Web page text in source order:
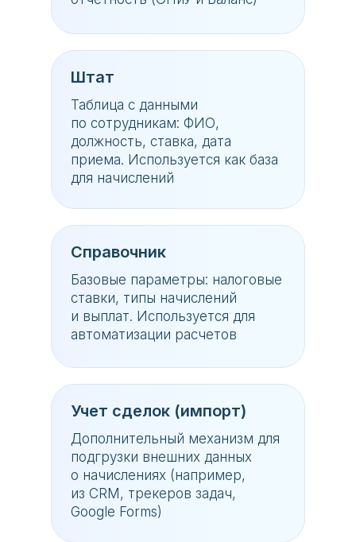
Таблица с данными
по сотрудникам: ФИО,
должность, ставка, дата
приема. Используется как база
для начислений
Штат
Учет сделок (импорт)
Дополнительный механизм для
подгрузки внешних данных
о начислениях (например,
из CRM, трекеров задач,
Google Forms)
Базовые параметры: налоговые
ставки, типы начислений
и выплат. Используется для
автоматизации расчетов
Справочник